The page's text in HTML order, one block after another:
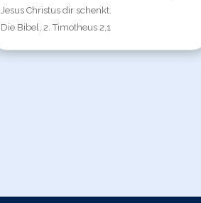
Jesus Christus dir schenkt.
Die Bibel, 2. Timotheus 2,1